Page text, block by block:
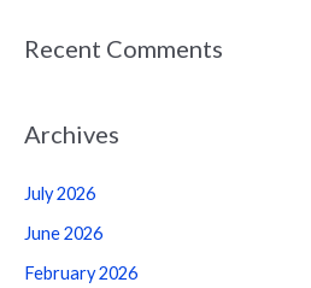
Recent Comments
Archives
July 2026
June 2026
February 2026